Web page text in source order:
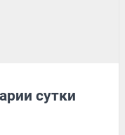
сутки